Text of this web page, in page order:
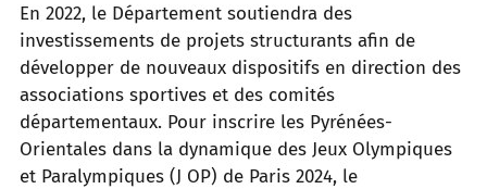
En 2022, le Département soutiendra des
investissements de projets structurants afin de
développer de nouveaux dispositifs en direction des
associations sportives et des comités
départementaux. Pour inscrire les Pyrénées-
Orientales dans la dynamique des Jeux Olympiques
et Paralympiques (J OP) de Paris 2024, le